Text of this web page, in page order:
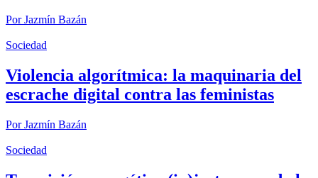
PorJazmín Bazán
Sociedad
Violencia algorítmica: la maquinaria del
escrache digital contra las feministas
PorJazmín Bazán
Sociedad